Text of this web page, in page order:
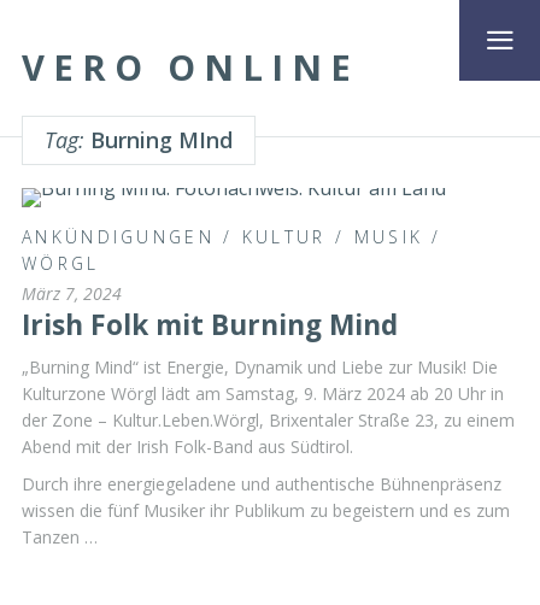
VERO ONLINE
Tag: Burning MInd
ANKÜNDIGUNGEN / KULTUR / MUSIK /
WÖRGL
März 7, 2024
Irish Folk mit Burning Mind
„Burning Mind“ ist Energie, Dynamik und Liebe zur Musik! Die
Kulturzone Wörgl lädt am Samstag, 9. März 2024 ab 20 Uhr in
der Zone – Kultur.Leben.Wörgl, Brixentaler Straße 23, zu einem
Abend mit der Irish Folk-Band aus Südtirol.
Durch ihre energiegeladene und authentische Bühnenpräsenz
wissen die fünf Musiker ihr Publikum zu begeistern und es zum
Tanzen …